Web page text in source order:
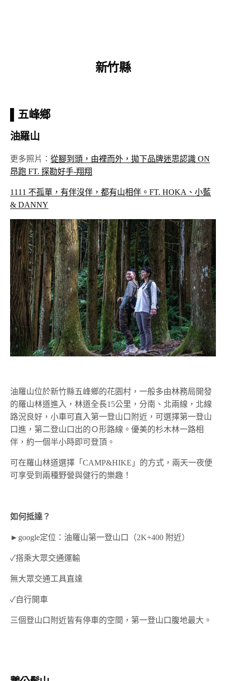
新竹縣
五峰鄉
油羅山
更多照片： 從腳到頭，由裡而外，拋下品牌迷思認識 ON
昂跑 FT. 探勘好手-翔翔
1111 不孤單，有伴沒伴，都有山相伴。FT. HOKA、小藍
& DANNY
油羅山位於新竹縣五峰鄉的花園村，一般多由林務局開發
的羅山林道進入，林道全長15公里，分南、北兩線，北線
路況良好，小車可直入第一登山口附近，可選擇第一登山
口進，第二登山口出的Ｏ形路線。優美的杉木林一路相
伴，約一個半小時即可登頂。
可在羅山林道選擇「CAMP&HIKE」的方式，兩天一夜便
可享受到兩種野營與健行的樂趣！
如何抵達？
►google定位：油羅山第一登山口（2K+400 附近）
✓搭乘大眾交通運輸
無大眾交通工具直達
✓自行開車
三個登山口附近皆有停車的空間，第一登山口腹地最大。